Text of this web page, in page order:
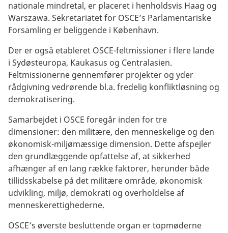
nationale mindretal, er placeret i henholdsvis Haag og
Warszawa. Sekretariatet for OSCE’s Parlamentariske
Forsamling er beliggende i København.
Der er også etableret OSCE-feltmissioner i flere lande
i Sydøsteuropa, Kaukasus og Centralasien.
Feltmissionerne gennemfører projekter og yder
rådgivning vedrørende bl.a. fredelig konfliktløsning og
demokratisering.
Samarbejdet i OSCE foregår inden for tre
dimensioner: den militære, den menneskelige og den
økonomisk-miljømæssige dimension. Dette afspejler
den grundlæggende opfattelse af, at sikkerhed
afhænger af en lang række faktorer, herunder både
tillidsskabelse på det militære område, økonomisk
udvikling, miljø, demokrati og overholdelse af
menneskerettighederne.
OSCE’s øverste besluttende organ er topmøderne